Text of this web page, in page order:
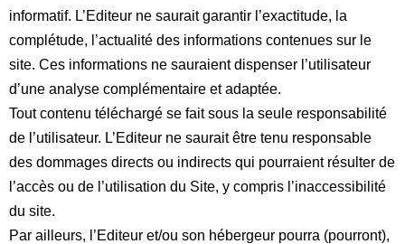
informatif. L’Editeur ne saurait garantir l’exactitude, la
complétude, l’actualité des informations contenues sur le
site. Ces informations ne sauraient dispenser l’utilisateur
d’une analyse complémentaire et adaptée.
Tout contenu téléchargé se fait sous la seule responsabilité
de l’utilisateur. L’Editeur ne saurait être tenu responsable
des dommages directs ou indirects qui pourraient résulter de
l’accès ou de l’utilisation du Site, y compris l’inaccessibilité
du site.
Par ailleurs, l’Editeur et/ou son hébergeur pourra (pourront),